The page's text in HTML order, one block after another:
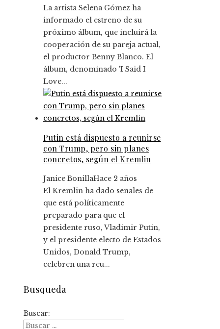
La artista Selena Gómez ha
informado el estreno de su
próximo álbum, que incluirá la
cooperación de su pareja actual,
el productor Benny Blanco. El
álbum, denominado 'I Said I
Love...
Putin está dispuesto a reunirse
con Trump, pero sin planes
concretos, según el Kremlin
Janice BonillaHace 2 años
El Kremlin ha dado señales de
que está políticamente
preparado para que el
presidente ruso, Vladimir Putin,
y el presidente electo de Estados
Unidos, Donald Trump,
celebren una reu...
Busqueda
Buscar: